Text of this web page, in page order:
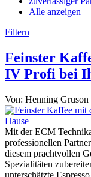
Alle anzeigen
Filtern
Feinster
IV Profi bei
Von: Henning Gruson
Mit der ECM
professionellen
diesem prachtvollen
Spezialitäten
unterschätzte